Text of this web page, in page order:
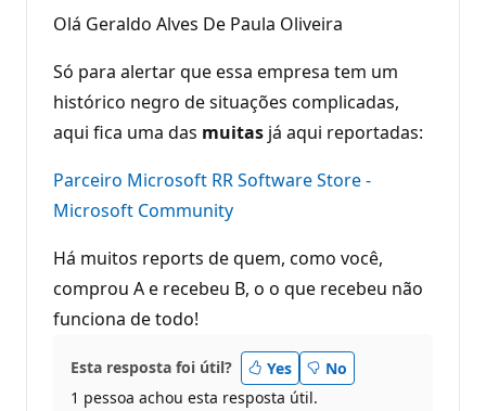
Olá Geraldo Alves De Paula Oliveira
Só para alertar que essa empresa tem um
histórico negro de situações complicadas,
aqui fica uma das muitas já aqui reportadas:
Parceiro Microsoft RR Software Store -
Microsoft Community
Há muitos reports de quem, como você,
comprou A e recebeu B, o o que recebeu não
funciona de todo!
Esta resposta foi útil? Yes
No
1 pessoa achou esta resposta útil.